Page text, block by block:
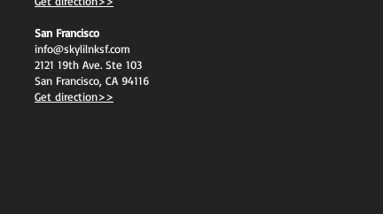
San Francisco
info@skylilnksf.com
2121 19th Ave. Ste 103
San Francisco, CA 94116
Get direction>>